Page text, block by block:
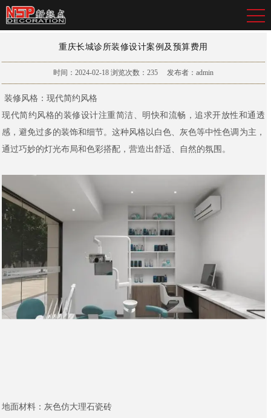
重庆长城诊所装修设计案例及预算费用
时间：2024-02-18浏览次数： 235 发布者：admin
装修风格：现代简约风格
现代简约风格的装修设计注重简洁、明快和流畅，追求开放性和通透
感，避免过多的装饰和细节。这种风格以白色、灰色等中性色调为主，
通过巧妙的灯光布局和色彩搭配，营造出舒适、自然的氛围。
地面材料：灰色仿大理石瓷砖